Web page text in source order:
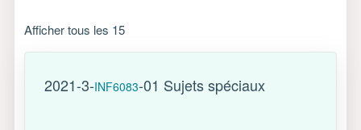
Afficher tous les 15
2021-3-INF6083-01 Sujets spéciaux